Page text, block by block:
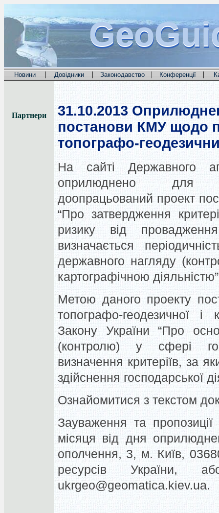
Новини | Довідники | Законодавство | Конференції |
Партнери 31.10.2013
постанови КМУ щодо
топографо-
На сайті Державного
оприлюднено для
доопрацьований проект
“Про затвердження
ризику від
визначається
державного нагляду
картографічною
Метою даного проекту
топографо-геодезичної і
Закону України “Про
(контролю) у сфері
визначення критеріїв, за
здійснення господарської
Ознайомитися з текстом
Зауваження та
місяця від дня
ополчення, 3, м. Київ,
ресурсів України,
ukrgeo@geomatica.kiev.ua.